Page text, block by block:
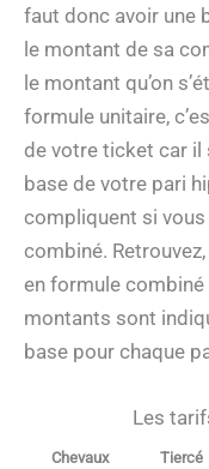
faut donc avoir une
le montant de sa
le montant qu’on
formule unitaire,
de votre ticket car il
base de votre pari
compliquent si
combiné.
en formule combiné
montants sont
base pour chaque
Les
Chevaux Tiercé